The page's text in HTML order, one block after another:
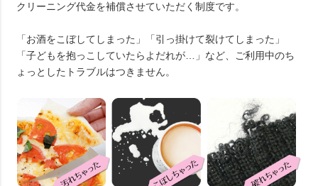
クリーニング代金を補償させていただく制度です。
「お酒をこぼしてしまった」「引っ掛けて裂けてしまった」
「子どもを抱っこしていたらよだれが…」など、ご利用中のち
ょっとしたトラブルはつきません。